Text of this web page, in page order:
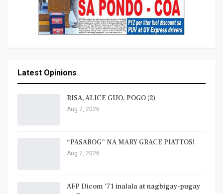
Latest Opinions
RISA, ALICE GUO, POGO (2)
Aug 7, 2026
“PASABOG” NA MARY GRACE PIATTOS!
Aug 7, 2026
AFP Dicom ’71 inalala at nagbigay-pugay